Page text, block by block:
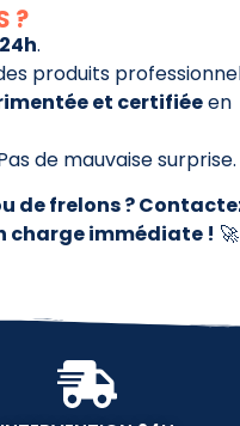
?
24h.
produits
et certifiéeen
de mauvaise surprise.
de frelons ?
charge immédiate ! 🚀